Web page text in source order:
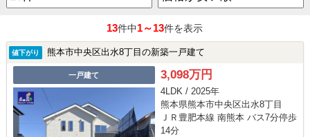
13件中1～13件を表示
値下がり 熊本市中央区出水8丁目の新築一戸建て
一戸建て 3,098万円
4LDK / 2025年
熊本県熊本市中央区出水8丁目
ＪＲ豊肥本線 南熊本 バス7分停歩
14分